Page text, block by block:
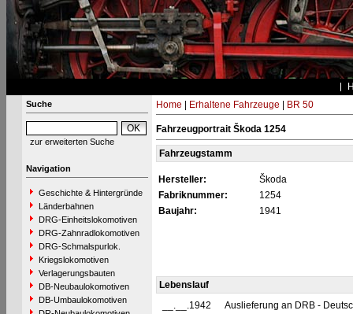
Suche
zur erweiterten Suche
Navigation
Geschichte & Hintergründe
Länderbahnen
DRG-Einheitslokomotiven
DRG-Zahnradlokomotiven
DRG-Schmalspurlok.
Kriegslokomotiven
Verlagerungsbauten
DB-Neubaulokomotiven
DB-Umbaulokomotiven
Home Erhaltene Fahrzeuge BR 50
Fahrzeugportrait Škoda 1254
Fahrzeugstamm
Hersteller:
Škoda
Fabriknummer:
1254
Baujahr:
1941
Lebenslauf
__.__.1942
Auslieferung an DRB -